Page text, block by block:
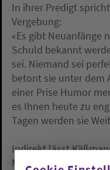
In ihrer Predigt
Vergebung:
«Es gibt Neuanfänge
Schuld bekannt
sei. Niemand sei
betont sie unter dem
einer Prise Humor
es Ihnen heute zu
Tagen werden sie
Indirekt lässt
München ihre eigene